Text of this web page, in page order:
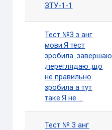
ЗТУ-1-1
Тест №3 з анг
мови.Я тест
зробила. завершаю
;переглядаю ,що
не правильно
зробила а тут
таке.Я не ...
Тест № 3 анг